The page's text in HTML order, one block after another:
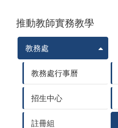
推動教師實務教學
教務處
教務處行事曆
招生中心
註冊組